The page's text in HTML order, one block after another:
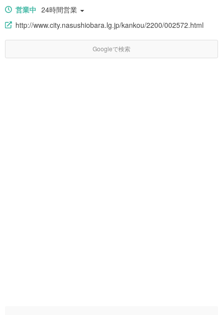
営業中 24時間営業
http://www.city.nasushiobara.lg.jp/kankou/2200/002572.html
Googleで検索